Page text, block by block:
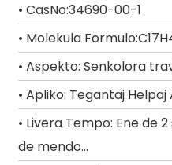
• CasNo:34690-00-1
• Molekula
• Aspekto: Senkolora
• Apliko: Tegantaj
• Livera Tempo: Ene de
de mendo...